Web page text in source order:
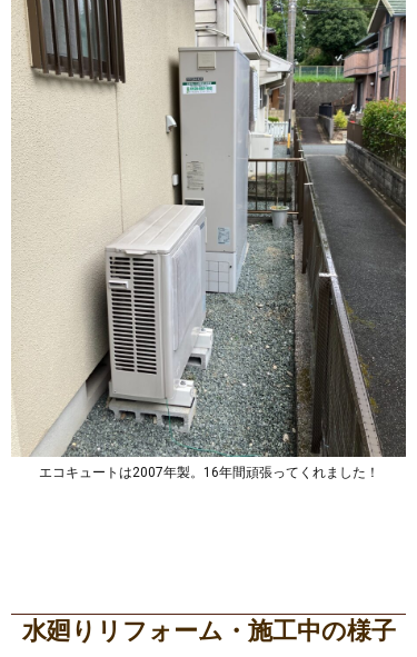
エコキュートは2007年製。16年間頑張ってくれました！
水廻りリフォーム・施工中の様子